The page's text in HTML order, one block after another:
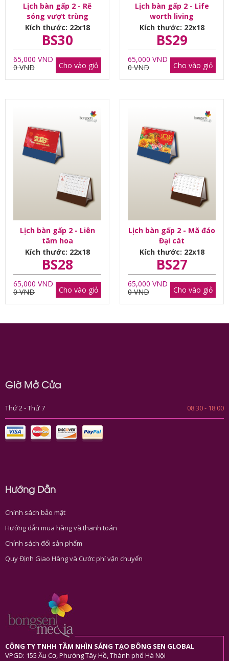
Lịch bàn gấp 2 - Rẽ
sóng vượt trùng
dương
Kích thước: 22x18
BS30
65,000 VND
0 VND
Cho vào giỏ
Lịch bàn gấp 2 - Life
worth living
Kích thước: 22x18
BS29
65,000 VND
0 VND
Cho vào giỏ
Lịch bàn gấp 2 - Liên
tâm hoa
Kích thước: 22x18
BS28
65,000 VND
0 VND
Cho vào giỏ
Lịch bàn gấp 2 - Mã đáo
Đại cát
Kích thước: 22x18
BS27
65,000 VND
0 VND
Cho vào giỏ
Giờ Mở Cửa
Thứ 2 - Thứ 7 08:30 - 18:00
Hướng Dẫn
Chính sách bảo mật
Hướng dẫn mua hàng và thanh toán
Chính sách đổi sản phẩm
Quy Định Giao Hàng và Cước phí vận chuyển
CÔNG TY TNHH TẦM NHÌN SÁNG TẠO BÔNG SEN GLOBAL
VPGD: 155 Âu Cơ, Phường Tây Hồ, Thành phố Hà Nội